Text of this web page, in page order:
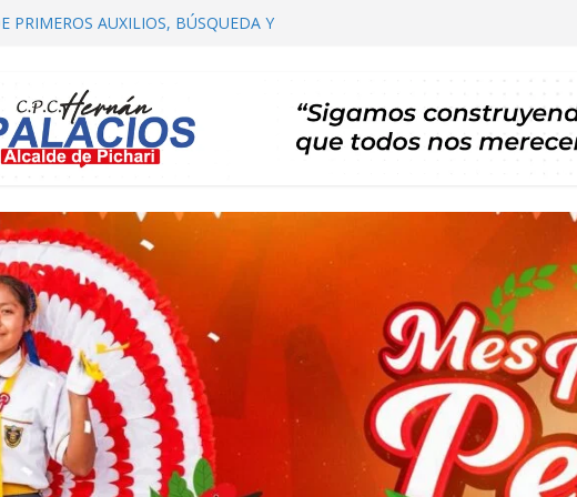
PRIMEROS AUXILIOS, BÚSQUEDA Y
PARTICIPA EN EL PRIMER
COMUNALES
DE PLAN DE DESARROLLO
2026 – 2035 ETAPA DE PROPUESTAS
TE INVITA A SU I FESTIVAL DEL CAFÉ